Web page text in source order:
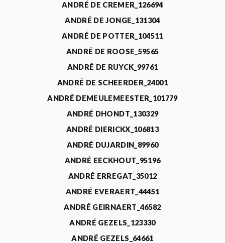
ANDRÉ DE CREMER_126694
ANDRÉ DE JONGE_131304
ANDRÉ DE POTTER_104511
ANDRÉ DE ROOSE_59565
ANDRÉ DE RUYCK_99761
ANDRÉ DE SCHEERDER_24001
ANDRÉ DEMEULEMEESTER_101779
ANDRÉ DHONDT_130329
ANDRÉ DIERICKX_106813
ANDRÉ DUJARDIN_89960
ANDRÉ EECKHOUT_95196
ANDRÉ ERREGAT_35012
ANDRÉ EVERAERT_44451
ANDRÉ GEIRNAERT_46582
ANDRÉ GEZELS_123330
ANDRÉ GEZELS_64661